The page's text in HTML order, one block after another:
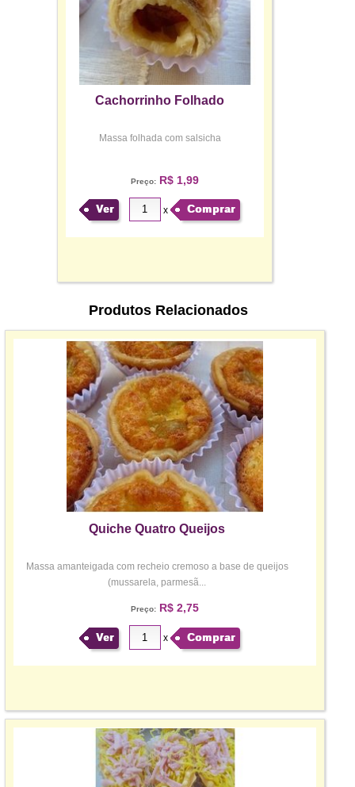
Cachorrinho Folhado
Massa folhada com salsicha
Preço:R$ 1,99
Ver x Comprar
Produtos Relacionados
Quiche Quatro Queijos
Massa amanteigada com recheio cremoso a base de queijos
(mussarela, parmesã...
Preço:R$ 2,75
Ver x Comprar